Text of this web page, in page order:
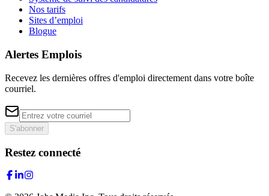
Nos tarifs
Sites d’emploi
Blogue
Alertes Emplois
Recevez les dernières offres d'emploi directement dans votre boîte
courriel.
S'abonner
Restez connecté